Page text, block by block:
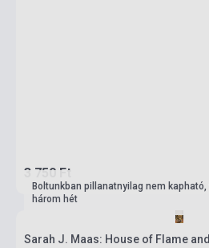
3 750 Ft
Boltunkban pillanatnyilag nem
három hét
Sarah J. Maas: House of Flame